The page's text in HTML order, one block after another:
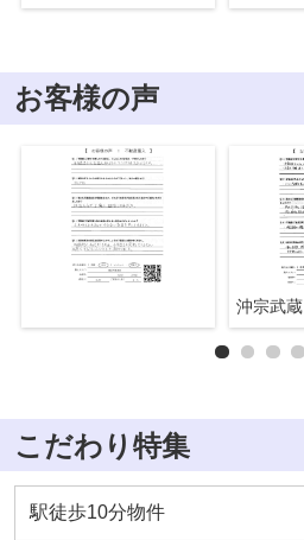
お客様の声
沖宗武蔵
こだわり特集
駅徒歩10分物件